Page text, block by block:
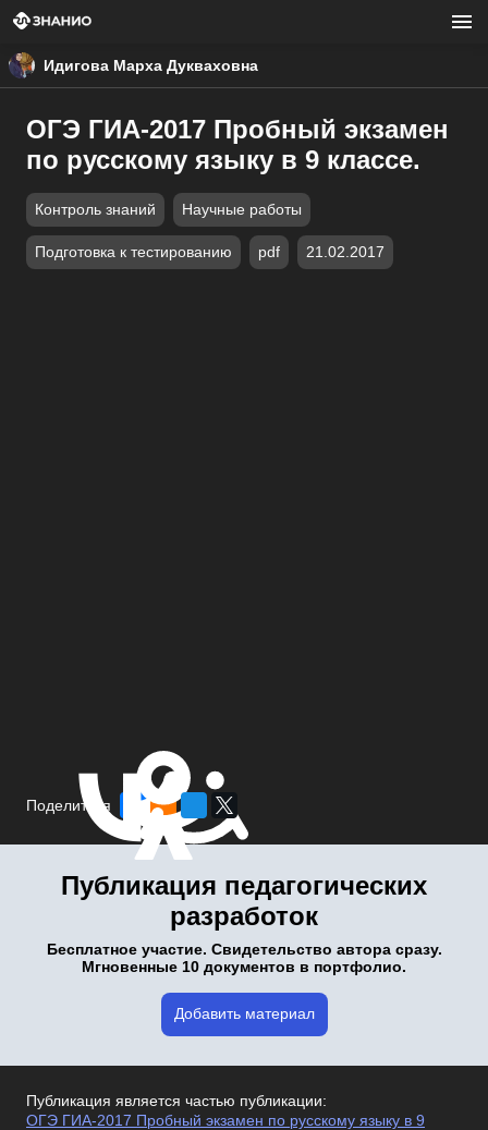
Идигова Марха Дукваховна
ОГЭ ГИА-2017 Пробный экзамен
по русскому языку в 9 классе.
Контроль знаний Научные работы
Подготовка к тестированию pdf 21.02.2017
Поделиться
Публикация педагогических
разработок
Бесплатное участие. Свидетельство автора сразу.
Мгновенные 10 документов в портфолио.
Добавить материал
Публикация является частью публикации:
ОГЭ ГИА-2017 Пробный экзамен по русскому языку в 9